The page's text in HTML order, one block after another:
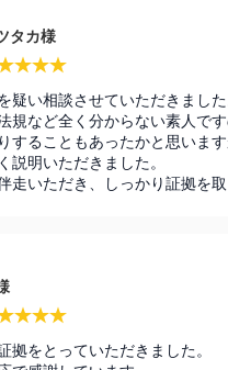
した。この度は大変ありがとう
タカ様
疑い相談させていただきまし
規など全く分からない素人で
することもあったかと思いま
説明いただきました。
走いただき、しっかり証拠を取
だきたく思います。
拠をとっていただきました。